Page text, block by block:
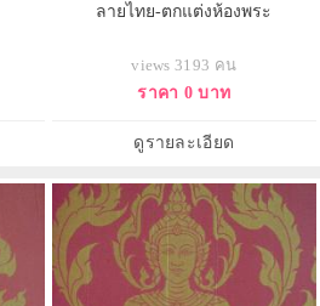
ลายไทย-ตกแต่งห้องพระ
views 3193 คน
ราคา 0 บาท
ดูรายละเอียด